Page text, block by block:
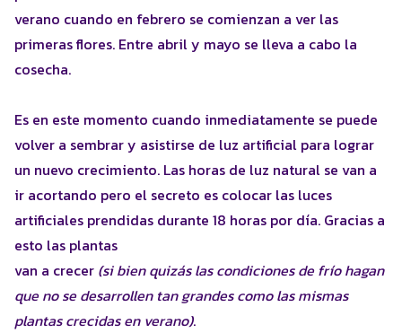
verano cuando en febrero se comienzan a ver las
primeras flores. Entre abril y mayo se lleva a cabo la
cosecha.
Es en este momento cuando inmediatamente se puede
volver a sembrar y asistirse de luz artificial para lograr
un nuevo crecimiento. Las horas de luz natural se van a
ir acortando pero el secreto es colocar las luces
artificiales prendidas durante 18 horas por día. Gracias a
esto las plantas
van a crecer (si bien quizás las condiciones de frío hagan
que no se desarrollen tan grandes como las mismas
plantas crecidas en verano).